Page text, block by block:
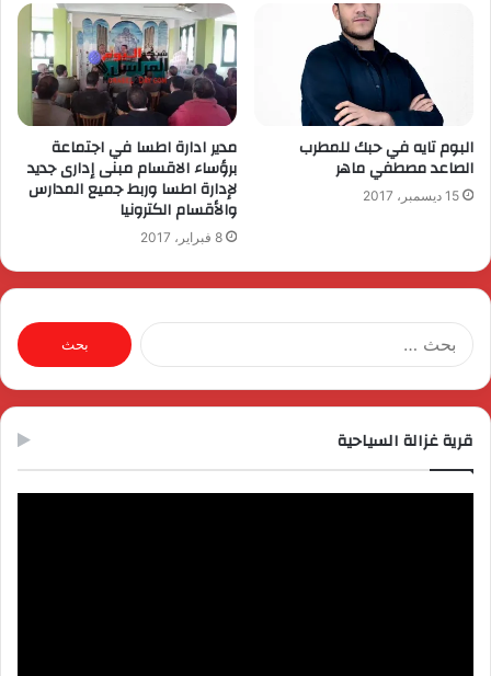
البوم تايه في حبك للمطرب
الصاعد مصطفي ماهر
15 ديسمبر، 2017
مدير ادارة اطسا في اجتماعة
برؤساء الاقسام مبنى إدارى جديد
لإدارة اطسا وربط جميع المدارس
والأقسام الكترونيا
8 فبراير، 2017
البحث
عن:
قرية غزالة السياحية